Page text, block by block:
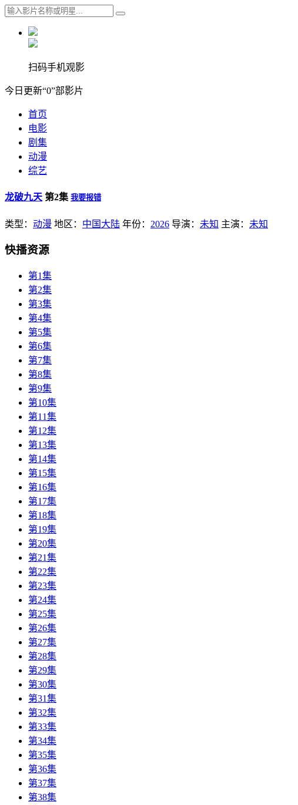
扫码手机观影
今日更新“0”部影片
首页
电影
剧集
动漫
综艺
龙破九天 第2集 我要报错
类型： 动漫 地区： 中国大陆 年份： 2026 导演： 未知 主演： 未知
快播资源
第1集
第2集
第3集
第4集
第5集
第6集
第7集
第8集
第9集
第10集
第11集
第12集
第13集
第14集
第15集
第16集
第17集
第18集
第19集
第20集
第21集
第22集
第23集
第24集
第25集
第26集
第27集
第28集
第29集
第30集
第31集
第32集
第33集
第34集
第35集
第36集
第37集
第38集